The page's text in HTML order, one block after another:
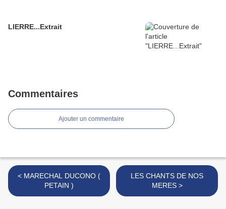
LIERRE...Extrait
Commentaires
Ajouter un commentaire
< MARECHAL DUCONO (
PETAIN )
LES CHANTS DE NOS
MERES >